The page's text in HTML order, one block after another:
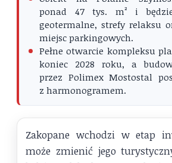
ponad 47 tys. m² i
geotermalne, strefy relaksu
miejsc parkingowych.
Pełne otwarcie kompleksu
koniec 2028 roku, a
przez Polimex Mostostal
z harmonogramem.
Zakopane wchodzi w etap
może zmienić jego